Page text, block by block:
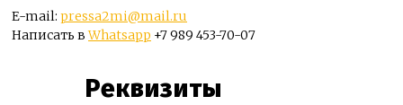
E-mail: pressa2mi@mail.ru
Написать вWhatsapp +7 989 453-70-07
Реквизиты